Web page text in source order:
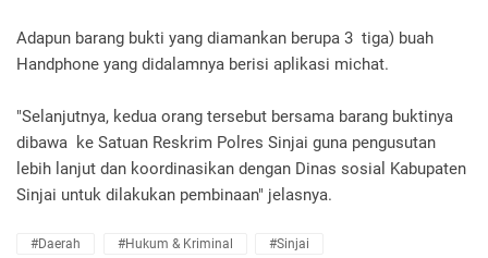
Adapun barang bukti yang diamankan berupa 3 tiga) buah
Handphone yang didalamnya berisi aplikasi michat.
"Selanjutnya, kedua orang tersebut bersama barang buktinya
dibawa ke Satuan Reskrim Polres Sinjai guna pengusutan
lebih lanjut dan koordinasikan dengan Dinas sosial Kabupaten
Sinjai untuk dilakukan pembinaan" jelasnya.
#Daerah #Hukum & Kriminal #Sinjai